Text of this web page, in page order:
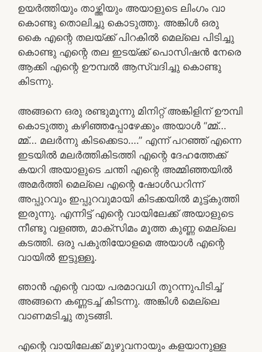
ഉയർത്തിയും താഴ്ത്തിയും അയാളുടെ ലിംഗം വാ
കൊണ്ടു തൊലിച്ചു കൊടുത്തു. അങ്കിൾ ഒരു
കൈ എന്റെ തലയ്ക്ക് പിറകിൽ മെല്ലെ പിടിച്ചു
കൊണ്ടു എന്റെ തല ഇടയ്ക്ക് പൊസിഷൻ നേരെ
ആക്കി എന്റെ ഊമ്പൽ ആസ്വദിച്ചു കൊണ്ടു
കിടന്നു.
അങ്ങനെ ഒരു രണ്ടുമൂന്നു മിനിറ്റ് അങ്കിളിന് ഊമ്പി
കൊടുത്തു കഴിഞ്ഞപ്പോഴേക്കും അയാൾ “മ്മ്…
മ്മ്… മലർന്നു കിടക്കെടാ….” എന്ന് പറഞ്ഞ് എന്നെ
ഇടയിൽ മലർത്തികിടത്തി എന്റെ ദേഹത്തേക്ക്
കയറി അയാളുടെ ചന്തി എന്റെ അമ്മിഞ്ഞയിൽ
അമർത്തി മെല്ലെ എന്റെ ഷോൾഡറിന്ന്
അപ്പുറവും ഇപ്പുറവുമായി കിടക്കയിൽ മുട്ട്കുത്തി
ഇരുന്നു. എന്നിട്ട് എന്റെ വായിലേക്ക് അയാളുടെ
നീണ്ടു വളഞ്ഞ, മാക്സിമം മൂത്ത കുണ്ണ മെല്ലെ
കടത്തി. ഒരു പകുതിയോളമെ അയാൾ എന്റെ
വായിൽ ഇട്ടുള്ളൂ.
ഞാൻ എന്റെ വായ പരമാവധി തുറന്നുപിടിച്ച്
അങ്ങനെ കണ്ണടച്ച് കിടന്നു. അങ്കിൾ മെല്ലെ
വാണമടിച്ചു തുടങ്ങി.
എന്റെ വായിലേക്ക് മുഴുവനായും കളയാനുള്ള